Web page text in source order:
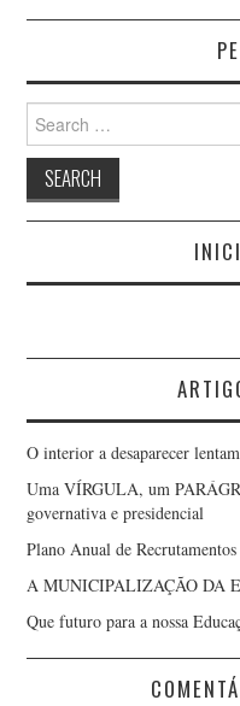
Search
for:
O interior a desaparecer
Uma VÍRGULA, um
governativa e presidencial
Plano Anual de
A MUNICIPALIZAÇÃO DA
Que futuro para a nossa